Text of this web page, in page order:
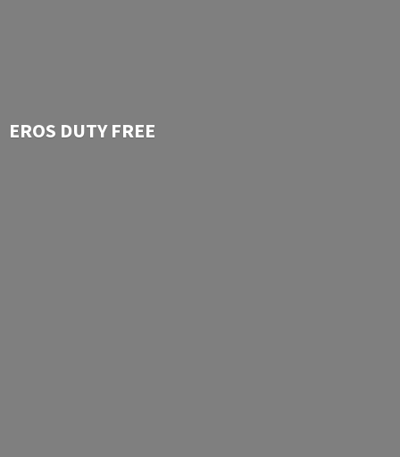
EROS DUTY FREE